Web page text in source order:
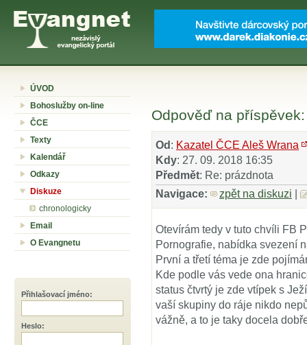
ÚVOD
Bohoslužby on-line
ČCE
Texty
Kalendář
Odkazy
Diskuze
chronologicky
Email
O Evangnetu
Přihlašovací jméno:
Heslo:
Odpověď na
Od : Kazatel ČCE Aleš Wrana
Kdy: 27. 09. 2018 16:35
Předmět: Re: prázdnota
Navigace:
zpět na diskuzi
Otevírám tedy v tuto chvíli FB
Pornografie, nabídka svezení
První a třetí téma je zde
Kde podle vás vede ona
status čtvrtý je zde vtípek s
vaší skupiny do ráje nikdo
vážně, a to je taky docela